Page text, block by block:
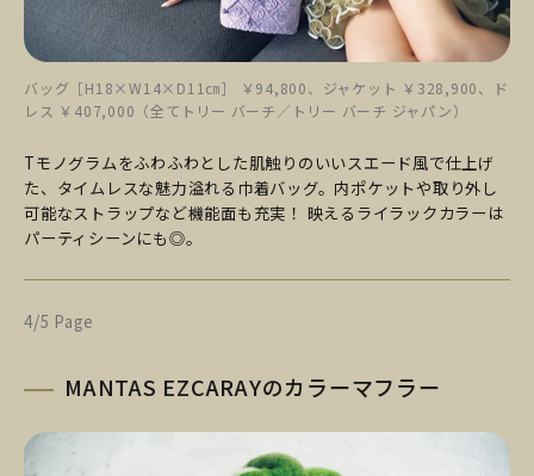
バッグ［H18×W14×D11㎝］ ￥94,800、ジャケット ￥328,900、ド
レス ￥407,000（全てトリー バーチ／トリー バーチ ジャパン）
Tモノグラムをふわふわとした肌触りのいいスエード風で仕上げ
た、タイムレスな魅力溢れる巾着バッグ。内ポケットや取り外し
可能なストラップなど機能面も充実！ 映えるライラックカラーは
パーティシーンにも◎。
4/5 Page
MANTAS EZCARAYのカラーマフラー